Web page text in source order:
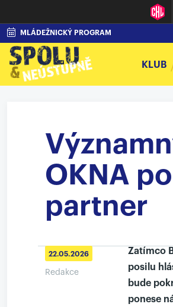
MLÁDEŽNICKÝ PROGRAM
KLUB
OKNA
partner
22.05.2026
Redakce
Zatímco
posilu
bude
ponese